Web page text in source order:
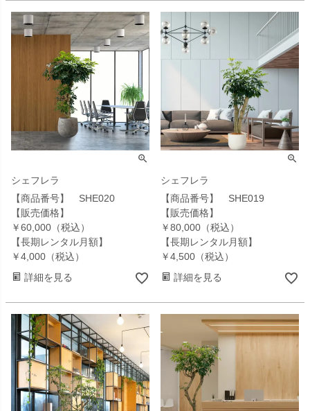
シェフレラ
【商品番号】 SHE020
【販売価格】
￥60,000（税込）
【長期レンタル月額】
￥4,000（税込）
詳細を見る
シェフレラ
【商品番号】 SHE019
【販売価格】
￥80,000（税込）
【長期レンタル月額】
￥4,500（税込）
詳細を見る